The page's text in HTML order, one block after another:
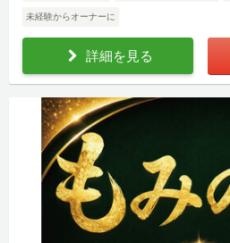
未経験からオーナーに
詳細を見る